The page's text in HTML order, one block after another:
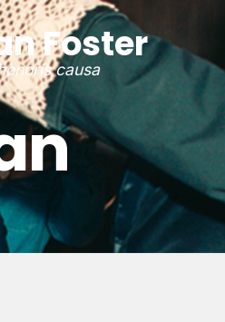
Foster
causa